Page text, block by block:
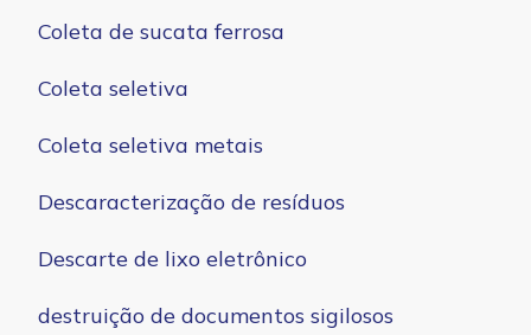
Coleta de sucata ferrosa
Coleta seletiva
Coleta seletiva metais
Descaracterização de resíduos
Descarte de lixo eletrônico
destruição de documentos sigilosos